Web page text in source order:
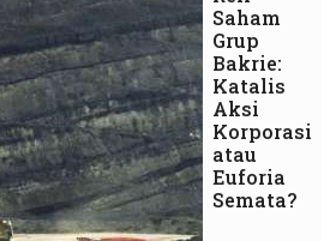
Saham
Grup
Bakrie:
Katalis
Aksi
Korporasi
atau
Euforia
Semata?